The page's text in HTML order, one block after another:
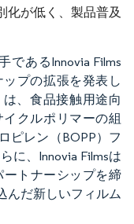
化が低く、製品普及
であるInnovia Films
プの拡張を発表し
、食品接触用途向
クルポリマーの組
ピレン（BOPP）フ
に、Innovia Filmsは
ートナーシップを締
んだ新しいフィルム